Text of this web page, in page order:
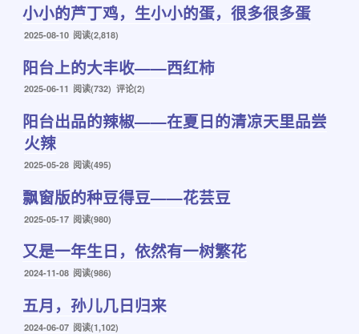
于
小小的芦丁鸡，生小小的蛋，很多很多蛋
发
于
2025-08-10 阅读(2,818)
阳台上的大丰收——西红柿
发
于
2025-06-11 阅读(732) 评论(2)
阳台出品的辣椒——在夏日的清凉天里品尝
火辣
发
于
2025-05-28 阅读(495)
飘窗版的种豆得豆——花芸豆
发
于
2025-05-17 阅读(980)
又是一年生日，依然有一树繁花
发
于
2024-11-08 阅读(986)
五月，孙儿几日归来
发
2024-06-07 阅读(1,102)